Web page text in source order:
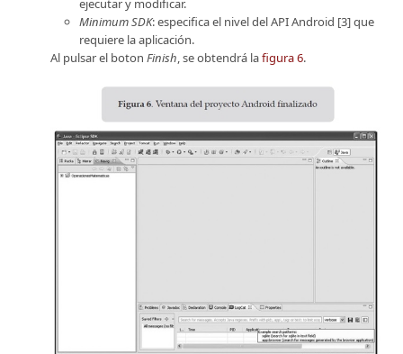
ejecutar y modificar.
Minimum SDK: especifica el nivel del API Android [3] que
requiere la aplicación.
Al pulsar el boton Finish, se obtendrá lafigura 6.